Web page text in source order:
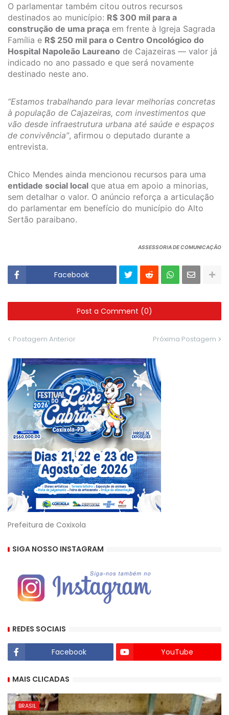
O parlamentar também citou outros recursos
destinados ao município: R$ 300 mil para a
construção de uma praça em frente à Igreja Sagrada
Família e R$ 250 mil para o Centro Oncológico do
Hospital Napoleão Laureano de Cajazeiras — valor já
indicado no ano passado e que será novamente
destinado neste ano.
“Estamos trabalhando para levar melhorias concretas
à população de Cajazeiras, com investimentos que
vão desde infraestrutura urbana até saúde e espaços
de convivência”, afirmou o deputado durante a
entrevista.
Chico Mendes ainda mencionou recursos para uma
entidade social local que atua em apoio a minorias,
sem detalhar o valor. O anúncio reforça a articulação
do parlamentar em benefício do município do Alto
Sertão paraibano.
ASSESSORIA DE COMUNICAÇÃO
Facebook
Post a Comment (0)
Postagem Anterior Próxima Postagem
Prefeitura de Coxixola
SIGA NOSSO INSTAGRAM
REDES SOCIAIS
Facebook YouTube
MAIS CLICADAS
BRASIL